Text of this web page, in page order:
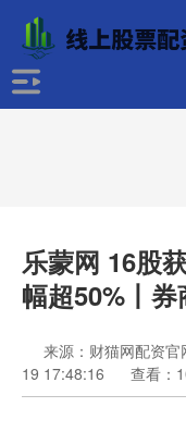
乐蒙网 16股
幅超50%丨
来源：财猫网配资官
19 17:48:16
查看：